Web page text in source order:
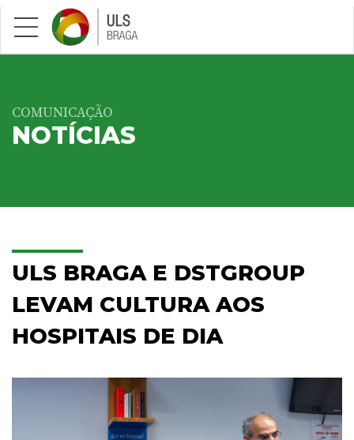
Saltar para conteúdo principal
COMUNICAÇÃO
NOTÍCIAS
ULS BRAGA E DSTGROUP
LEVAM CULTURA AOS
HOSPITAIS DE DIA